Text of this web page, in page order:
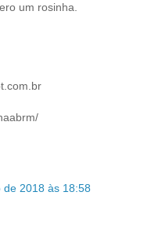
um rosinha.
de 2018 às 18:58